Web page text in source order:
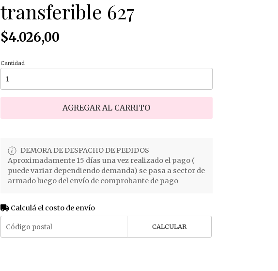
transferible 627
$4.026,00
Cantidad
AGREGAR AL CARRITO
DEMORA DE DESPACHO DE PEDIDOS
Aproximadamente 15 días una vez realizado el pago (
puede variar dependiendo demanda) se pasa a sector de
armado luego del envío de comprobante de pago
Calculá el costo de envío
CALCULAR